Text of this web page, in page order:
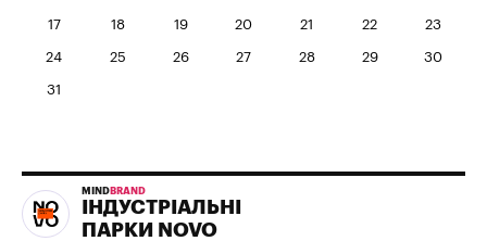
17 18 19 20 21 22 23
24 25 26 27 28 29 30
31
MIND BRAND
ІНДУСТРІАЛЬНІ
ПАРКИ NOVO